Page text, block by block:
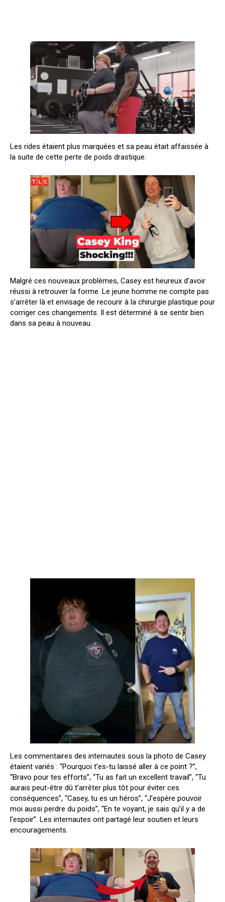
Les rides étaient plus marquées et sa peau était affaissée à
la suite de cette perte de poids drastique.
Malgré ces nouveaux problèmes, Casey est heureux d’avoir
réussi à retrouver la forme. Le jeune homme ne compte pas
s’arrêter là et envisage de recourir à la chirurgie plastique pour
corriger ces changements. Il est déterminé à se sentir bien
dans sa peau à nouveau.
Les commentaires des internautes sous la photo de Casey
étaient variés : “Pourquoi t’es-tu laissé aller à ce point ?”,
“Bravo pour tes efforts”, “Tu as fait un excellent travail”, “Tu
aurais peut-être dû t’arrêter plus tôt pour éviter ces
conséquences”, “Casey, tu es un héros”, “J’espère pouvoir
moi aussi perdre du poids”, “En te voyant, je sais qu’il y a de
l’espoir”. Les internautes ont partagé leur soutien et leurs
encouragements.